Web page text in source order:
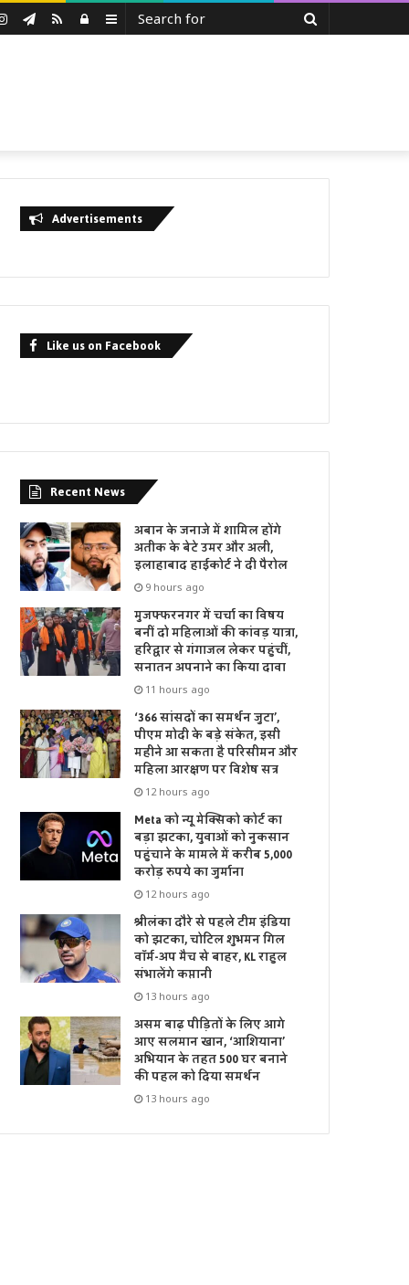
Sidebar
Log
RSS
Telegram
Instagram
Advertisements
Like us on Facebook
Recent News
अबान के जनाजे में शामिल होंगे
अतीक के बेटे उमर और अली,
इलाहाबाद हाईकोर्ट ने दी पैरोल
9 hours ago
मुजफ्फरनगर में चर्चा का विषय
बनीं दो महिलाओं की कांवड़ यात्रा,
हरिद्वार से गंगाजल लेकर पहुंचीं,
सनातन अपनाने का किया दावा
11 hours ago
‘366 सांसदों का समर्थन जुटा’,
पीएम मोदी के बड़े संकेत, इसी
महीने आ सकता है परिसीमन और
महिला आरक्षण पर विशेष सत्र
12 hours ago
Meta को न्यू मेक्सिको कोर्ट का
बड़ा झटका, युवाओं को नुकसान
पहुंचाने के मामले में करीब 5,000
करोड़ रुपये का जुर्माना
12 hours ago
श्रीलंका दौरे से पहले टीम इंडिया
को झटका, चोटिल शुभमन गिल
वॉर्म-अप मैच से बाहर, KL राहुल
संभालेंगे कप्तानी
13 hours ago
असम बाढ़ पीड़ितों के लिए आगे
आए सलमान खान, ‘आशियाना’
अभियान के तहत 500 घर बनाने
की पहल को दिया समर्थन
13 hours ago